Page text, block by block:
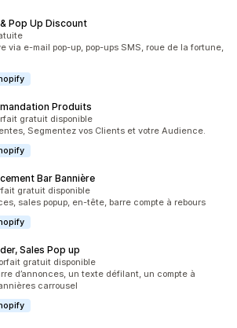
Pop Up Discount
5
via e-mail pop-up, pop-ups SMS, roue de la fortune,
Produits
5
gratuit disponible
Segmentez vos Clients et votre Audience.
Bar Bannière
5
gratuit disponible
sales popup, en-tête, barre compte à rebours
Sales Pop up
5
gratuit disponible
d’annonces, un texte défilant, un compte à
carrousel